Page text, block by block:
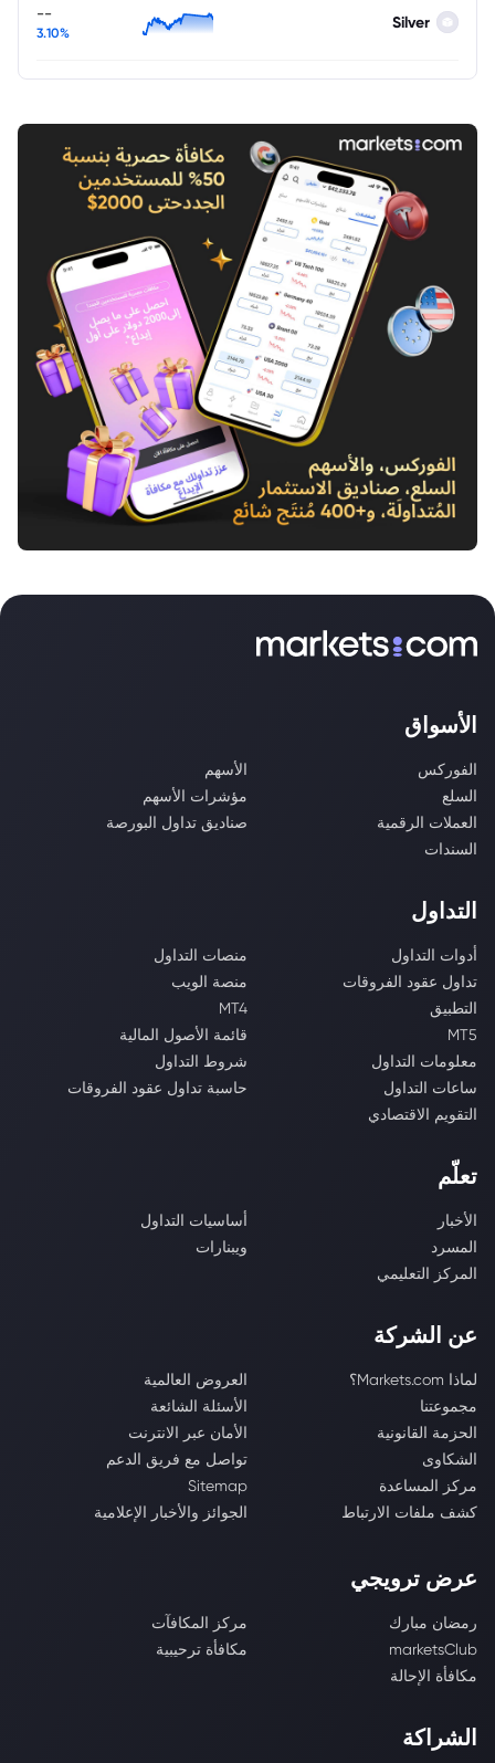
Silver
--
3.10%
الأسواق
الفوركس
الأسهم
السلع
مؤشرات الأسهم
العملات الرقمية
صناديق تداول البورصة
السندات
التداول
أدوات التداول
منصات التداول
تداول عقود الفروقات
منصة الويب
التطبيق
MT4
MT5
قائمة الأصول المالية
معلومات التداول
شروط التداول
ساعات التداول
حاسبة تداول عقود الفروقات
التقويم الاقتصادي
تعلّم
الأخبار
أساسيات التداول
المسرد
ويبنارات
المركز التعليمي
عن الشركة
لماذا Markets.com؟
العروض العالمية
مجموعتنا
الأسئلة الشائعة
الحزمة القانونية
الأمان عبر الانترنت
الشكاوى
تواصل مع فريق الدعم
مركز المساعدة
Sitemap
كشف ملفات الارتباط
الجوائز والأخبار الإعلامية
عرض ترويجي
رمضان مبارك
مركز المكافآت
marketsClub
مكافأة ترحيبية
مكافأة الإحالة
الشراكة